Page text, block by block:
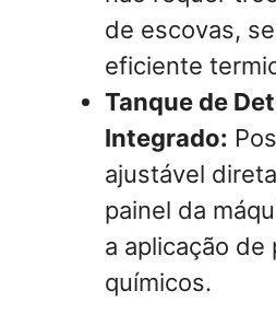
de escovas,
eficiente
Tanque de
Integrado:
ajustável
painel da
a aplicação de
químicos.